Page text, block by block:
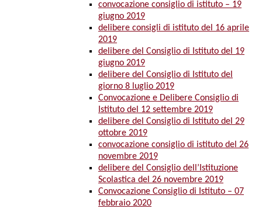
convocazione consiglio di istituto – 19
giugno 2019
delibere consigli di istituto del 16 aprile
2019
delibere del Consiglio di Istituto del 19
giugno 2019
delibere del Consiglio di Istituto del
giorno 8 luglio 2019
Convocazione e Delibere Consiglio di
Istituto del 12 settembre 2019
delibere del Consiglio di Istituto del 29
ottobre 2019
convocazione consiglio di istituto del 26
novembre 2019
delibere del Consiglio dell’Istituzione
Scolastica del 26 novembre 2019
Convocazione Consiglio di Istituto – 07
febbraio 2020